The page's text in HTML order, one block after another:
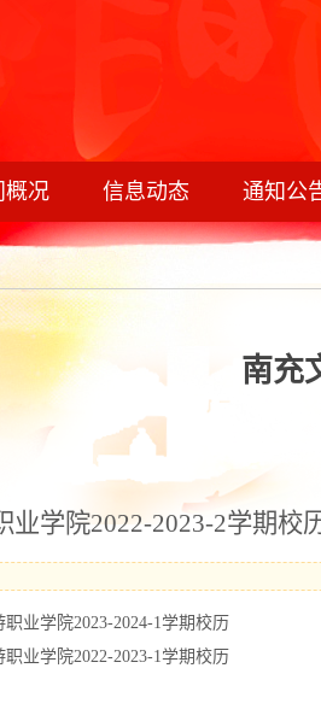
概况 信息动态 通知公
南充
业学院2022-2023-2学期校
业学院2023-2024-1学期校历
业学院2022-2023-1学期校历